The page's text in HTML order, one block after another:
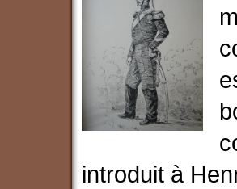
introduit à